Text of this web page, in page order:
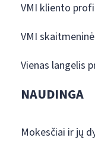
VMI kliento
VMI
Vienas langelis
NAUDINGA
Mokesčiai ir jų